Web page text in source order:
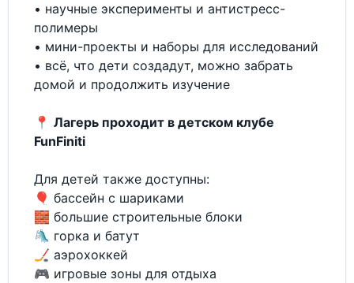
• научные эксперименты и антистресс-
полимеры
• мини-проекты и наборы для исследований
• всё, что дети создадут, можно забрать
домой и продолжить изучение
📍 Лагерь проходит в детском клубе
FunFiniti
Для детей также доступны:
🎈 бассейн с шариками
🧱 большие строительные блоки
🛝 горка и батут
🏒 аэрохоккей
🎮 игровые зоны для отдыха